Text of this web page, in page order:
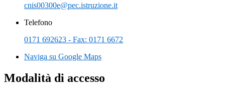
cnis00300e@pec.istruzione.it
Telefono
0171 692623 - Fax: 0171 6672
Naviga su Google Maps
Modalità di accesso